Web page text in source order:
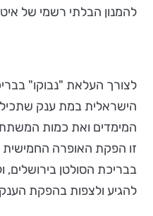
להמנון הבלתי רשמי של
לצורך העלאת "נבוקו"
הישראלית במת ענק
זו הפקת האופרה
להגיע ולצפות בהפקת